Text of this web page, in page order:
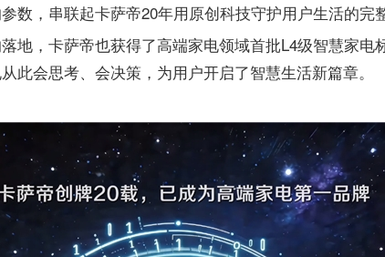
数，串联起卡萨帝20年用原创科技守护用户生活的完
地，卡萨帝也获得了高端家电领域首批L4级智慧家电
此会思考、会决策，为用户开启了智慧生活新篇章。